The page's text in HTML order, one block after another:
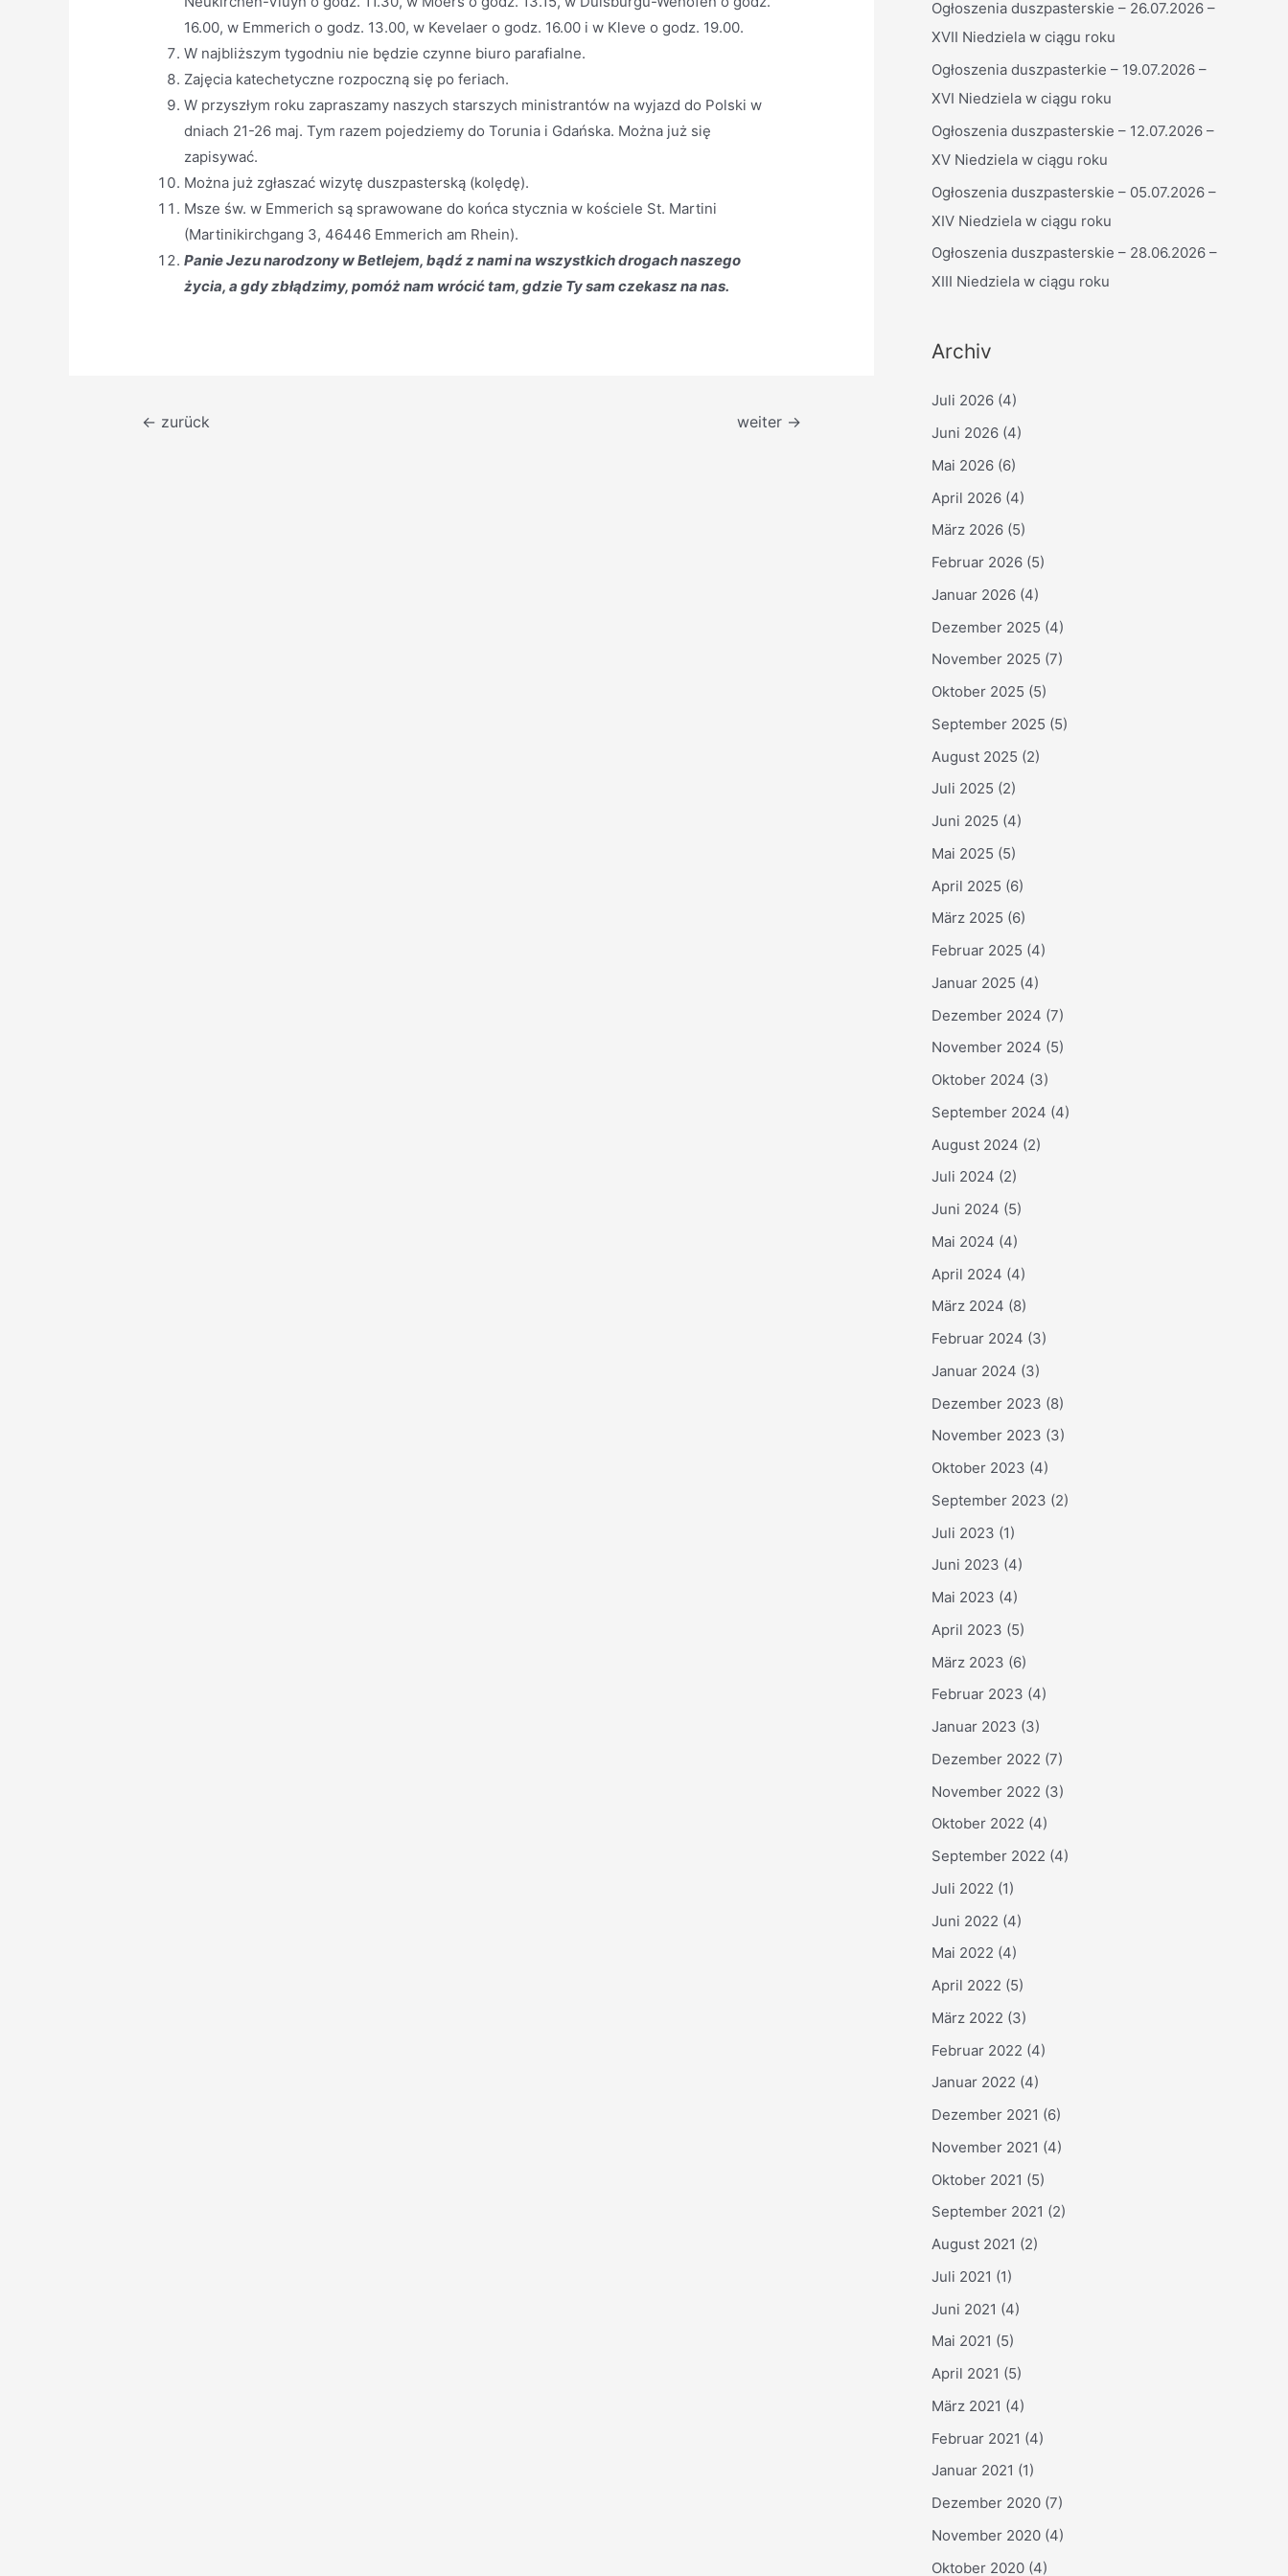
16.00, w Emmerich o godz. 13.00, w Kevelaer o godz. 16.00 i w Kleve o godz. 19.00.
W najbliższym tygodniu nie będzie czynne biuro parafialne.
Zajęcia katechetyczne rozpoczną się po feriach.
W przyszłym roku zapraszamy naszych starszych ministrantów na wyjazd do Polski w
dniach 21-26 maj. Tym razem pojedziemy do Torunia i Gdańska. Można już się
zapisywać.
Można już zgłaszać wizytę duszpasterską (kolędę).
Msze św. w Emmerich są sprawowane do końca stycznia w kościele St. Martini
(Martinikirchgang 3, 46446 Emmerich am Rhein).
Panie Jezu narodzony w Betlejem, bądź z nami na wszystkich drogach naszego
życia, a gdy zbłądzimy, pomóż nam wrócić tam, gdzie Ty sam czekasz na nas.
Beitragsnavigation
← zurück weiter →
n
n
a
c
h
:
Ogłoszenia duszpasterskie – 26.07.2026 –
XVII Niedziela w ciągu roku
Ogłoszenia duszpasterkie – 19.07.2026 –
XVI Niedziela w ciągu roku
Ogłoszenia duszpasterskie – 12.07.2026 –
XV Niedziela w ciągu roku
Ogłoszenia duszpasterskie – 05.07.2026 –
XIV Niedziela w ciągu roku
Ogłoszenia duszpasterskie – 28.06.2026 –
XIII Niedziela w ciągu roku
Archiv
Juli 2026 (4)
Juni 2026 (4)
Mai 2026 (6)
April 2026 (4)
März 2026 (5)
Februar 2026 (5)
Januar 2026 (4)
Dezember 2025 (4)
November 2025 (7)
Oktober 2025 (5)
September 2025 (5)
August 2025 (2)
Juli 2025 (2)
Juni 2025 (4)
Mai 2025 (5)
April 2025 (6)
März 2025 (6)
Februar 2025 (4)
Januar 2025 (4)
Dezember 2024 (7)
November 2024 (5)
Oktober 2024 (3)
September 2024 (4)
August 2024 (2)
Juli 2024 (2)
Juni 2024 (5)
Mai 2024 (4)
April 2024 (4)
März 2024 (8)
Februar 2024 (3)
Januar 2024 (3)
Dezember 2023 (8)
November 2023 (3)
Oktober 2023 (4)
September 2023 (2)
Juli 2023 (1)
Juni 2023 (4)
Mai 2023 (4)
April 2023 (5)
März 2023 (6)
Februar 2023 (4)
Januar 2023 (3)
Dezember 2022 (7)
November 2022 (3)
Oktober 2022 (4)
September 2022 (4)
Juli 2022 (1)
Juni 2022 (4)
Mai 2022 (4)
April 2022 (5)
März 2022 (3)
Februar 2022 (4)
Januar 2022 (4)
Dezember 2021 (6)
November 2021 (4)
Oktober 2021 (5)
September 2021 (2)
August 2021 (2)
Juli 2021 (1)
Juni 2021 (4)
Mai 2021 (5)
April 2021 (5)
März 2021 (4)
Februar 2021 (4)
Januar 2021 (1)
Dezember 2020 (7)
November 2020 (4)
Oktober 2020 (4)